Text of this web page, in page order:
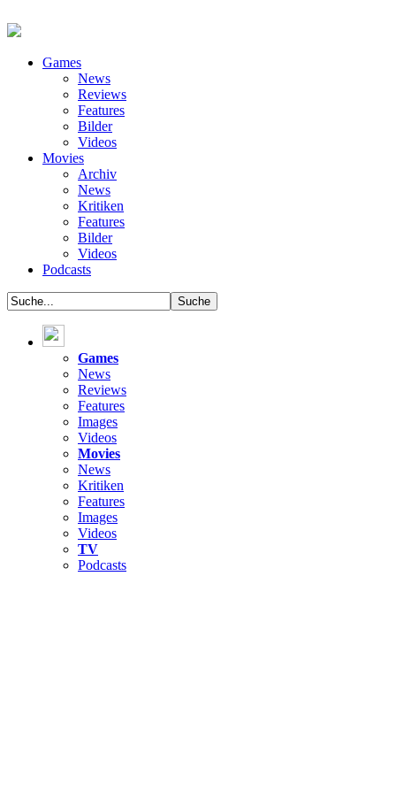
Games
News
Reviews
Features
Bilder
Videos
Movies
Archiv
News
Kritiken
Features
Bilder
Videos
Podcasts
Games
News
Reviews
Features
Images
Videos
Movies
News
Kritiken
Features
Images
Videos
TV
Podcasts